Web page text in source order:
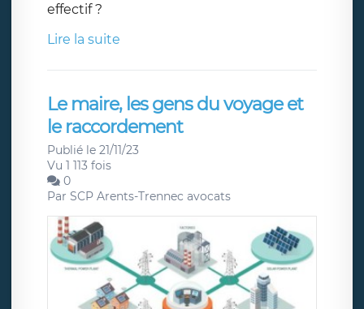
effectif ?
Lire la suite
Le maire, les gens du voyage et
le raccordement
Publié le 21/11/23
Vu 1 113 fois
0
Par SCP Arents-Trennec avocats